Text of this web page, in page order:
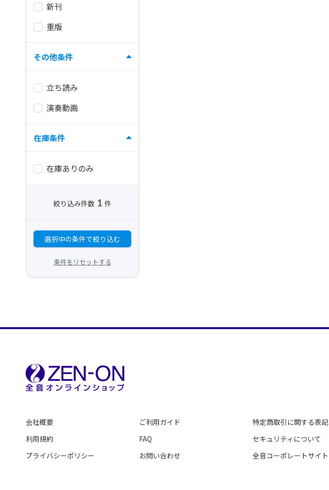
新刊
重版
その他条件
立ち読み
演奏動画
在庫条件
在庫ありのみ
絞り込み件数 1 件
選択中の条件で絞り込む
条件をリセットする
会社概要
利用規約
プライバシーポリシー
ご利用ガイド
FAQ
お問い合わせ
特定商取引に関する表記
セキュリティについて
全音コーポレートサイト